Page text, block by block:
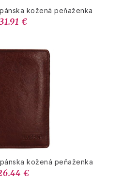
kožená peňaženka
31.91 €
kožená peňaženka
€